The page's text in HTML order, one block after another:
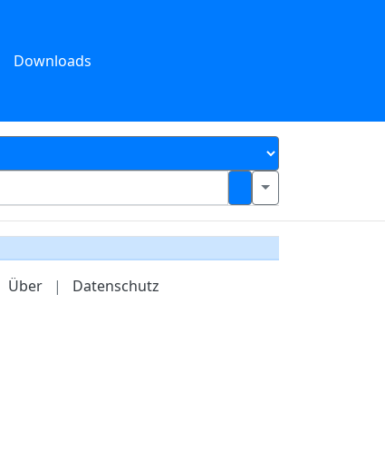
Downloads
Über | Datenschutz